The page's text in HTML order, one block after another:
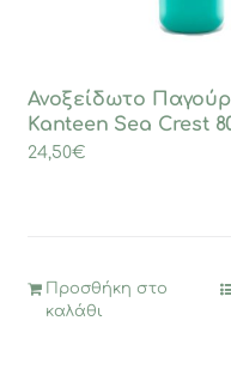
Ανοξείδωτο
Kanteen Sea Crest
24,50€
Προσθήκη στο
καλάθι